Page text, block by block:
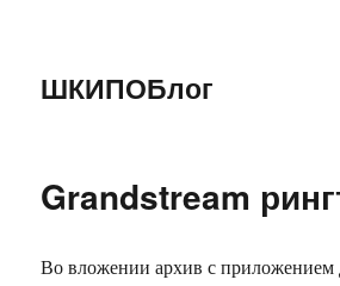
ШКИПОБлог
Grandstream
Во вложении архив с приложением